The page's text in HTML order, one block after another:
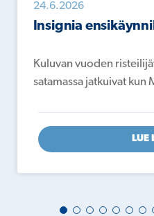
24.6.2026
Insignia
Kuluvan vuoden
satamassa jatkuivat
LUE